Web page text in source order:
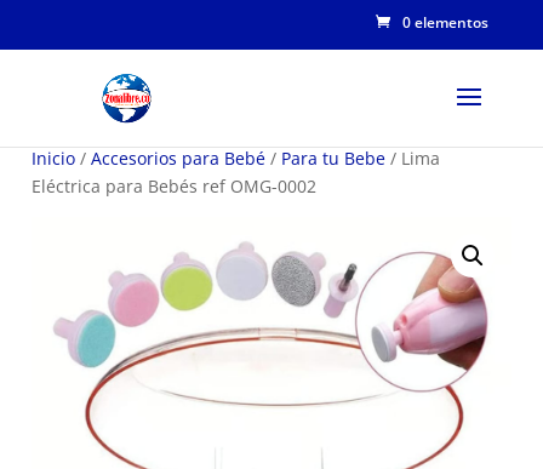
0 elementos
Inicio / Accesorios para Bebé / Para tu Bebe / Lima
Eléctrica para Bebés ref OMG-0002